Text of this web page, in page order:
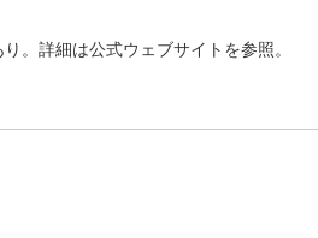
。詳細は公式ウェブサイトを参照。